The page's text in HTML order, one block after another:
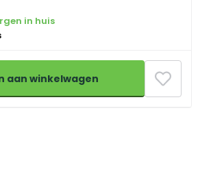
in huis
aan winkelwagen